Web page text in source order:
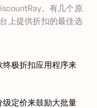
。有几个原
上提供折扣的最佳选
终极折扣应用程序来
定价来鼓励大批量